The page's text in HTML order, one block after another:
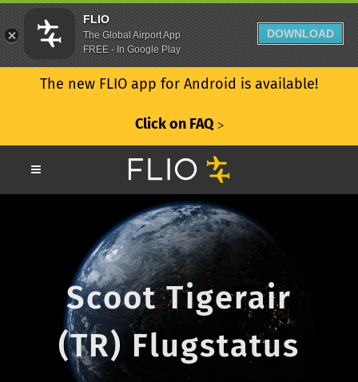
The new FLIO app for Android is available!
Click on FAQ ᐳ
Scoot Tigerair
(TR) Flugstatus
FLIO
The Global Airport App
FREE - In Google Play
DOWNLOAD